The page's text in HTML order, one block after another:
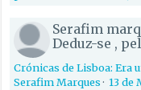
Serafim
Deduz-se ,
Crónicas de Lisboa: Era
Serafim Marques·13 de